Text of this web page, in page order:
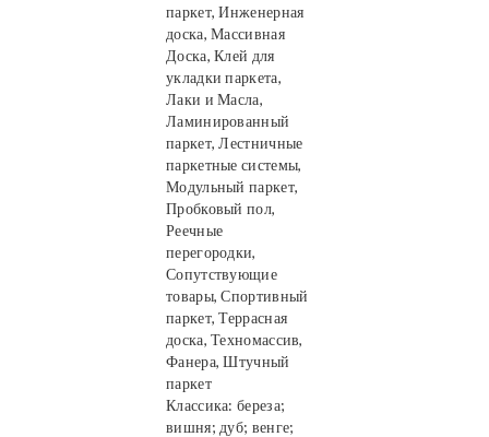
паркет, Инженерная
доска, Массивная
Доска, Клей для
укладки паркета,
Лаки и Масла,
Ламинированный
паркет, Лестничные
паркетные системы,
Модульный паркет,
Пробковый пол,
Реечные
перегородки,
Сопутствующие
товары, Спортивный
паркет, Террасная
доска, Техномассив,
Фанера, Штучный
паркет
Классика: береза;
вишня; дуб; венге;